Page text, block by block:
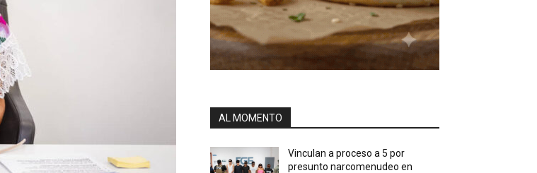
AL MOMENTO
Vinculan a proceso a 5 por
presunto narcomenudeo en